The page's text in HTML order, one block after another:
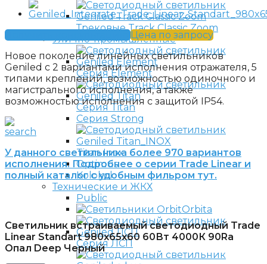
Трековые Track Classic Zoom
Улично-промышленные
Серия Element
Серия Titan
Серия Strong
Titan Inox
Optimus
Kolokol
Технические и ЖКХ
Public
Orbita
Серия ЛСП
Получить консультацию
Цена по запросу
Новое поколение линейных светильников
Geniled с 2 вариантами исполнения отражателя, 5
типами креплений, возможностью одиночного и
магистрального исполнения, а также
возможностью исполнения с защитой IP54.
У данного светильника более 970 вариантов
исполнения. Подробнее о серии Trade Linear и
полный каталог с удобным фильром тут.
Светильник встраиваемый светодиодный Trade
Linear Standart 980x65x60 60Вт 4000К 90Ra
Опал Deep Черный